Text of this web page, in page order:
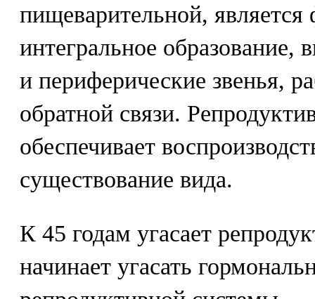
пищеварительной,
интегральное
и периферические звенья,
обратной связи.
обеспечивает
существование вида.
К 45 годам угасает
начинает угасать